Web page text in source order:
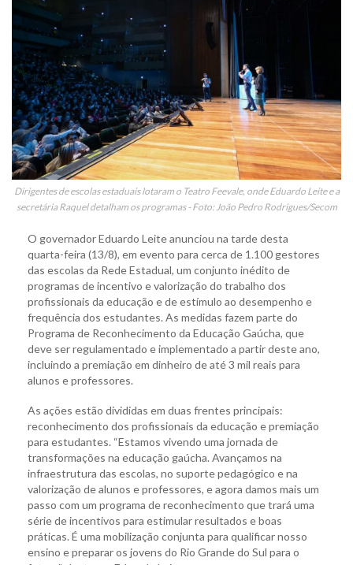
Dirigentes de escolas estaduais lotaram o Teatro Feevale, onde Eduardo Leite e a
secretária Raquel detalham os programas - Foto: João Pedro Rodrigues/Secom
O governador Eduardo Leite anunciou na tarde desta
quarta-feira (13/8), em evento para cerca de 1.100 gestores
das escolas da Rede Estadual, um conjunto inédito de
programas de incentivo e valorização do trabalho dos
profissionais da educação e de estímulo ao desempenho e
frequência dos estudantes. As medidas fazem parte do
Programa de Reconhecimento da Educação Gaúcha, que
deve ser regulamentado e implementado a partir deste ano,
incluindo a premiação em dinheiro de até 3 mil reais para
alunos e professores.
As ações estão divididas em duas frentes principais:
reconhecimento dos profissionais da educação e premiação
para estudantes. “Estamos vivendo uma jornada de
transformações na educação gaúcha. Avançamos na
infraestrutura das escolas, no suporte pedagógico e na
valorização de alunos e professores, e agora damos mais um
passo com um programa de reconhecimento que trará uma
série de incentivos para estimular resultados e boas
práticas. É uma mobilização conjunta para qualificar nosso
ensino e preparar os jovens do Rio Grande do Sul para o